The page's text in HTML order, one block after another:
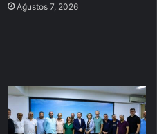
Ağustos 7, 2026